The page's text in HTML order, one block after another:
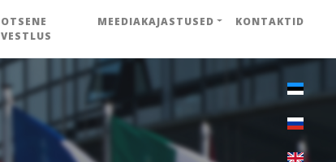
OTSENE
VESTLUS
MEEDIAKAJASTUSED KONTAKTID